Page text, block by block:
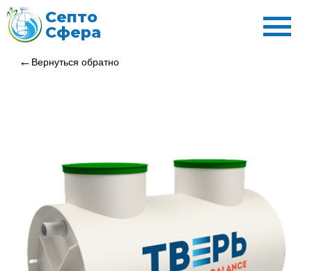
Септо
Сфера
Вернуться обратно